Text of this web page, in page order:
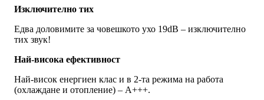
Изключително тих
Едва доловимите за човешкото ухо 19dB – изключително
тих звук!
Най-висока ефективност
Най-висок енергиен клас и в 2-та режима на работа
(охлаждане и отопление) – А+++.